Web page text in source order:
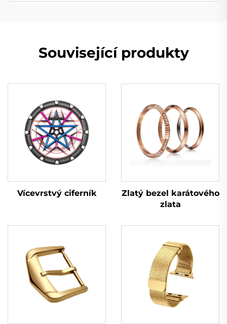
Související produkty
Vícevrstvý ciferník
Zlatý bezel karátového
zlata